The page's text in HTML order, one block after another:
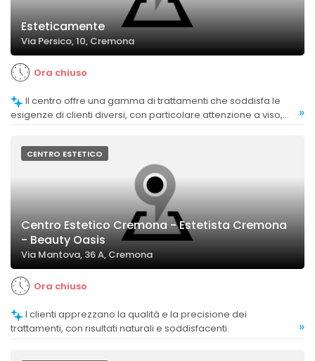
Esteticamente
Via Persico, 10, Cremona
Ora chiuso
esigenze di clienti diversi, con particolare attenzione a viso,
»
CENTRO ESTETICO
Centro Estetico Cremona - Estetista Cremona
- Beauty Oasis
Via Mantova, 36 A, Cremona
Ora chiuso
trattamenti, con risultati naturali e soddisfacenti.
»